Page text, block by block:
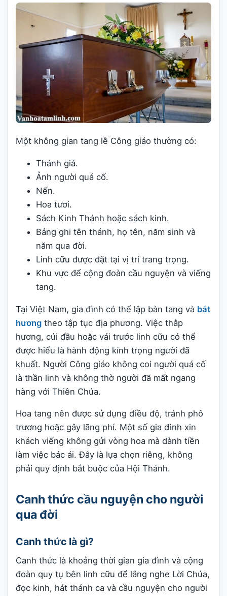
Một không gian tang lễ Công giáo thường có:
Thánh giá.
Ảnh người quá cố.
Nến.
Hoa tươi.
Sách Kinh Thánh hoặc sách kinh.
Bảng ghi tên thánh, họ tên, năm sinh và
năm qua đời.
Linh cữu được đặt tại vị trí trang trọng.
Khu vực để cộng đoàn cầu nguyện và viếng
tang.
Tại Việt Nam, gia đình có thể lập bàn tang và bát
hương theo tập tục địa phương. Việc thắp
hương, cúi đầu hoặc vái trước linh cữu có thể
được hiểu là hành động kính trọng người đã
khuất. Người Công giáo không coi người quá cố
là thần linh và không thờ người đã mất ngang
hàng với Thiên Chúa.
Hoa tang nên được sử dụng điều độ, tránh phô
trương hoặc gây lãng phí. Một số gia đình xin
khách viếng không gửi vòng hoa mà dành tiền
làm việc bác ái. Đây là lựa chọn riêng, không
phải quy định bắt buộc của Hội Thánh.
Canh thức cầu nguyện cho người
qua đời
Canh thức là gì?
Canh thức là khoảng thời gian gia đình và cộng
đoàn quy tụ bên linh cữu để lắng nghe Lời Chúa,
đọc kinh, hát thánh ca và cầu nguyện cho người